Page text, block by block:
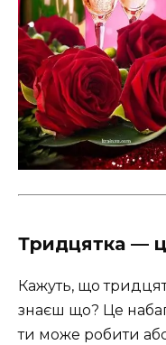
Тридцятка —
Кажуть, що
знаєш що? Це
ти може робити